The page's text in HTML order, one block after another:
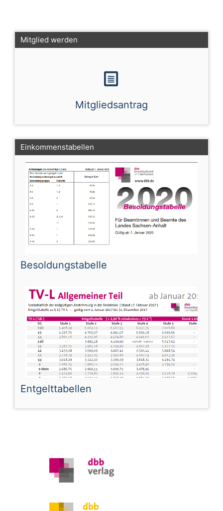
Mitglied werden
Mitgliedsantrag
Einkommenstabellen
Besoldungstabelle
Entgelttabellen